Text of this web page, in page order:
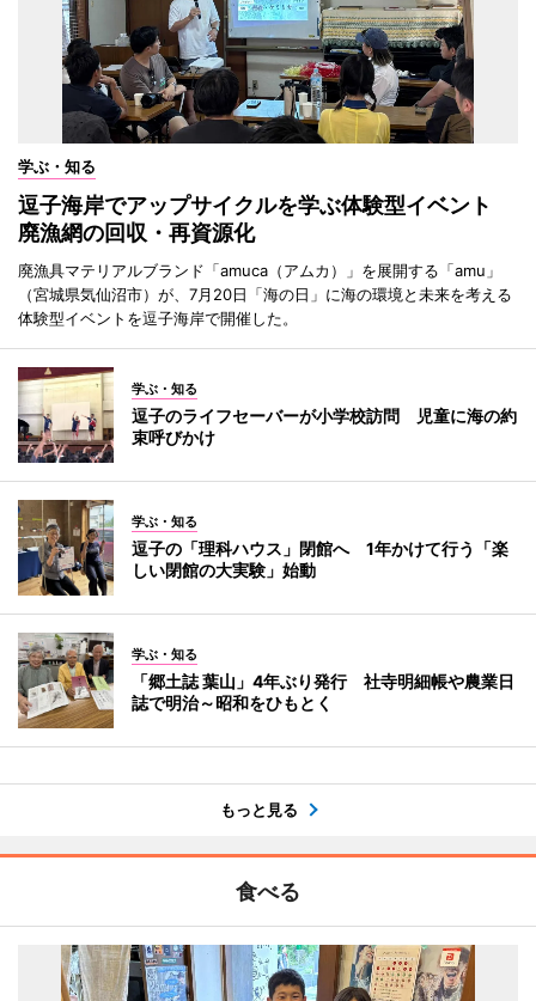
学ぶ・知る
逗子海岸でアップサイクルを学ぶ体験型イベント
廃漁網の回収・再資源化
廃漁具マテリアルブランド「amuca（アムカ）」を展開する「amu」
（宮城県気仙沼市）が、7月20日「海の日」に海の環境と未来を考える
体験型イベントを逗子海岸で開催した。
学ぶ・知る
逗子のライフセーバーが小学校訪問 児童に海の約
束呼びかけ
学ぶ・知る
逗子の「理科ハウス」閉館へ 1年かけて行う「楽
しい閉館の大実験」始動
学ぶ・知る
「郷土誌 葉山」4年ぶり発行 社寺明細帳や農業日
誌で明治～昭和をひもとく
もっと見る
食べる